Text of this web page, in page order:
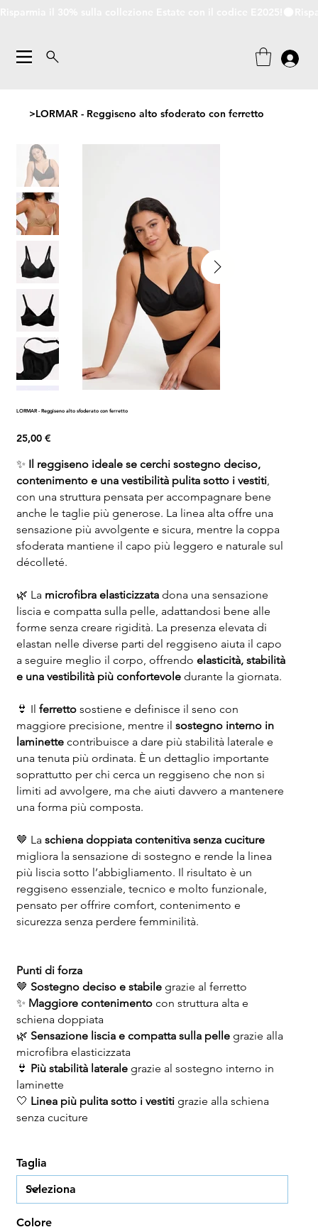
>LORMAR - Reggiseno alto sfoderato con ferretto
LORMAR - Reggiseno alto sfoderato con ferretto
Prezzo
25,00 €
✨ Il reggiseno ideale se cerchi sostegno deciso,
contenimento e una vestibilità pulita sotto i vestiti,
con una struttura pensata per accompagnare bene
anche le taglie più generose. La linea alta offre una
sensazione più avvolgente e sicura, mentre la coppa
sfoderata mantiene il capo più leggero e naturale sul
décolleté.
🌿 La microfibra elasticizzatadona una sensazione
liscia e compatta sulla pelle, adattandosi bene alle
forme senza creare rigidità. La presenza elevata di
elastan nelle diverse parti del reggiseno aiuta il capo
a seguire meglio il corpo, offrendo elasticità, stabilità
e una vestibilità più confortevoledurante la giornata.
👙 Il ferrettosostiene e definisce il seno con
maggiore precisione, mentre il sostegno interno in
laminettecontribuisce a dare più stabilità laterale e
una tenuta più ordinata. È un dettaglio importante
soprattutto per chi cerca un reggiseno che non si
limiti ad avvolgere, ma che aiuti davvero a mantenere
una forma più composta.
🤎 La schiena doppiata contenitiva senza cuciture
migliora la sensazione di sostegno e rende la linea
più liscia sotto l’abbigliamento. Il risultato è un
reggiseno essenziale, tecnico e molto funzionale,
pensato per offrire comfort, contenimento e
sicurezza senza perdere femminilità.
Punti di forza
🤎 Sostegno deciso e stabilegrazie al ferretto
✨ Maggiore contenimentocon struttura alta e
schiena doppiata
🌿 Sensazione liscia e compatta sulla pellegrazie alla
microfibra elasticizzata
👙 Più stabilità lateralegrazie al sostegno interno in
laminette
🤍 Linea più pulita sotto i vestitigrazie alla schiena
senza cuciture
Taglia
Colore